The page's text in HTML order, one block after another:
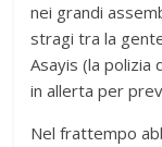
nei grandi
stragi tra la
Asayis (la polizia
in allerta per
Nel frattempo